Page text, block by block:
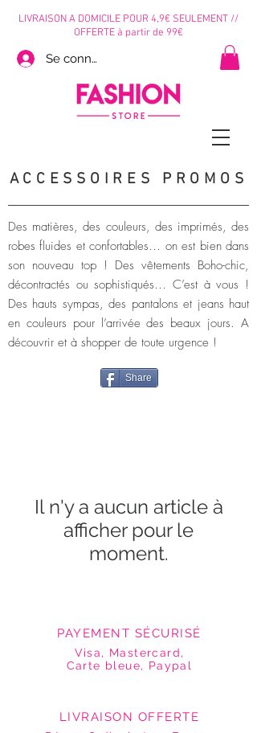
LIVRAISON A DOMICILE POUR 4,9€ SEULEMENT //
OFFERTE à partir de 99€
Se connecter
ACCESSOIRES PROMOS
Des matières, des couleurs, des imprimés, des
robes fluides et confortables… on est bien dans
son nouveau top ! Des vêtements Boho-chic,
décontractés ou sophistiqués… C’est à vous !
Des hauts sympas, des pantalons et jeans haut
en couleurs pour l’arrivée des beaux jours. A
découvrir et à shopper de toute urgence !
Share
Il n'y a aucun article à
afficher pour le
moment.
PAYEMENT SÉCURISÉ
Visa, Mastercard,
Carte bleue, Paypal
LIVRAISON OFFERTE